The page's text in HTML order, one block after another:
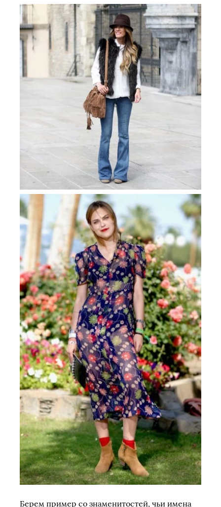
Берем пример со знаменитостей, чьи имена